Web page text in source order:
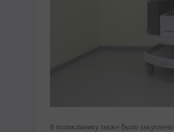
В поликлинику также было